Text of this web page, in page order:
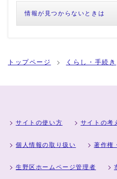
情報が見つからないときは
トップページ くらし・手続き
サイトの使い方 サイトの考
個人情報の取り扱い 著作権
生野区ホームページ管理者